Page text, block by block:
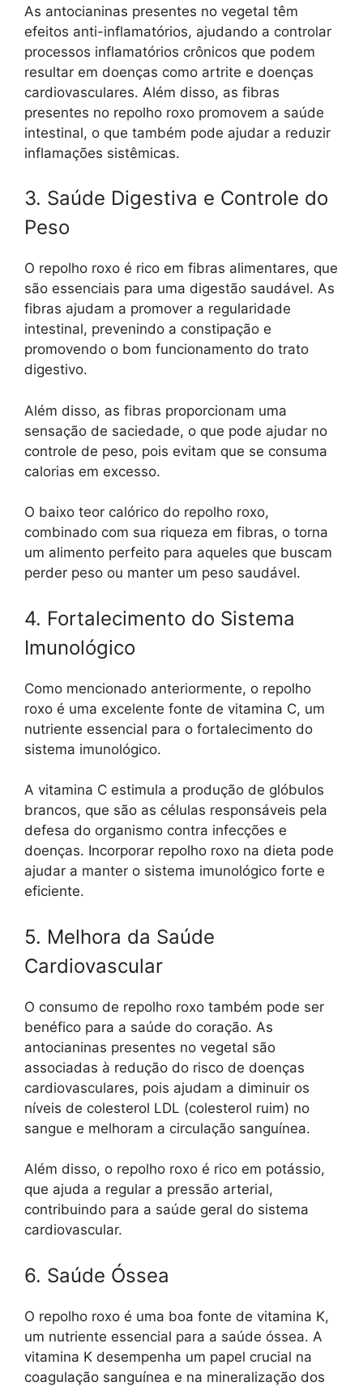
As antocianinas presentes no vegetal têm
efeitos anti-inflamatórios, ajudando a controlar
processos inflamatórios crônicos que podem
resultar em doenças como artrite e doenças
cardiovasculares. Além disso, as fibras
presentes no repolho roxo promovem a saúde
intestinal, o que também pode ajudar a reduzir
inflamações sistêmicas.
3. Saúde Digestiva e Controle do
Peso
O repolho roxo é rico em fibras alimentares, que
são essenciais para uma digestão saudável. As
fibras ajudam a promover a regularidade
intestinal, prevenindo a constipação e
promovendo o bom funcionamento do trato
digestivo.
Além disso, as fibras proporcionam uma
sensação de saciedade, o que pode ajudar no
controle de peso, pois evitam que se consuma
calorias em excesso.
O baixo teor calórico do repolho roxo,
combinado com sua riqueza em fibras, o torna
um alimento perfeito para aqueles que buscam
perder peso ou manter um peso saudável.
4. Fortalecimento do Sistema
Imunológico
Como mencionado anteriormente, o repolho
roxo é uma excelente fonte de vitamina C, um
nutriente essencial para o fortalecimento do
sistema imunológico.
A vitamina C estimula a produção de glóbulos
brancos, que são as células responsáveis pela
defesa do organismo contra infecções e
doenças. Incorporar repolho roxo na dieta pode
ajudar a manter o sistema imunológico forte e
eficiente.
5. Melhora da Saúde
Cardiovascular
O consumo de repolho roxo também pode ser
benéfico para a saúde do coração. As
antocianinas presentes no vegetal são
associadas à redução do risco de doenças
cardiovasculares, pois ajudam a diminuir os
níveis de colesterol LDL (colesterol ruim) no
sangue e melhoram a circulação sanguínea.
Além disso, o repolho roxo é rico em potássio,
que ajuda a regular a pressão arterial,
contribuindo para a saúde geral do sistema
cardiovascular.
6. Saúde Óssea
O repolho roxo é uma boa fonte de vitamina K,
um nutriente essencial para a saúde óssea. A
vitamina K desempenha um papel crucial na
coagulação sanguínea e na mineralização dos